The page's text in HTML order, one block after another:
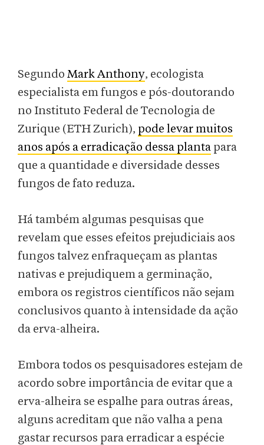
Segundo Mark Anthony, ecologista
especialista em fungos e pós-doutorando
no Instituto Federal de Tecnologia de
Zurique (ETH Zurich), pode levar muitos
anos após a erradicação dessa planta para
que a quantidade e diversidade desses
fungos de fato reduza.
Há também algumas pesquisas que
revelam que esses efeitos prejudiciais aos
fungos talvez enfraqueçam as plantas
nativas e prejudiquem a germinação,
embora os registros científicos não sejam
conclusivos quanto à intensidade da ação
da erva-alheira.
Embora todos os pesquisadores estejam de
acordo sobre importância de evitar que a
erva-alheira se espalhe para outras áreas,
alguns acreditam que não valha a pena
gastar recursos para erradicar a espécie